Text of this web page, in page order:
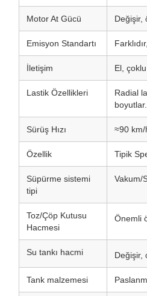
Motor At Gücü Değişir,
Emisyon Standartı
İletişim El,
Lastik Özellikleri
Radial
Sürüş Hızı ≈90 km/
Özellik Tipik
Süpürme sistemi
tipi
Vakum/
Toz/Çöp Kutusu
Hacmesi
Önemli
Su tankı hacmi Değişir,
Tank malzemesi